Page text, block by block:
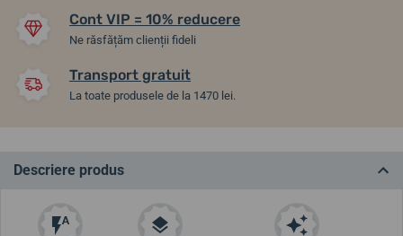
Cont VIP = 10% reducere
Ne răsfățăm clienții fideli
Transport gratuit
La toate produsele de la 1470 lei.
Descriere produs